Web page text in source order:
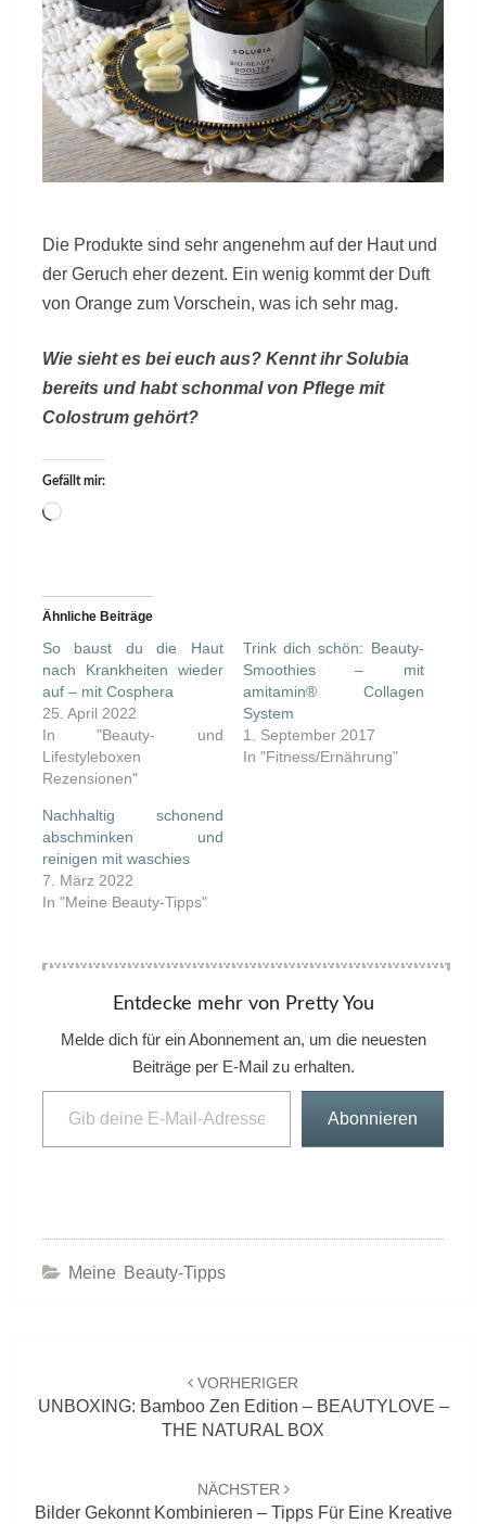
Die Produkte sind sehr angenehm auf der Haut und
der Geruch eher dezent. Ein wenig kommt der Duft
von Orange zum Vorschein, was ich sehr mag.
Wie sieht es bei euch aus? Kennt ihr Solubia
bereits und habt schonmal von Pflege mit
Colostrum gehört?
Gefällt mir:
Wird
Ähnliche Beiträge
So baust du die Haut
nach Krankheiten wieder
auf – mit Cosphera
25. April 2022
In "Beauty- und
Lifestyleboxen
Rezensionen"
Trink dich schön: Beauty-
Smoothies – mit
amitamin® Collagen
System
1. September 2017
In "Fitness/Ernährung"
Nachhaltig schonend
abschminken und
reinigen mit waschies
7. März 2022
In "Meine Beauty-Tipps"
Entdecke mehr von Pretty You
Melde dich für ein Abonnement an, um die neuesten
Beiträge per E-Mail zu erhalten.
Gib deine E-Mail-Adresse ein ...
Abonnieren
Meine Beauty-Tipps
VORHERIGER
UNBOXING: Bamboo Zen Edition – BEAUTYLOVE –
THE NATURAL BOX
NÄCHSTER
Bilder Gekonnt Kombinieren – Tipps Für Eine Kreative